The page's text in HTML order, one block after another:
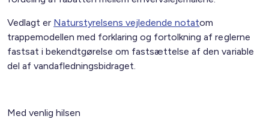
Vedlagt er Naturstyrelsens vejledende notatom
trappemodellen med forklaring og fortolkning af reglerne
fastsat i bekendtgørelse om fastsættelse af den variable
del af vandafledningsbidraget.
Med venlig hilsen